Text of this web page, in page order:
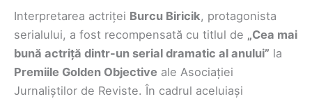
Interpretarea actriței Burcu Biricik, protagonista
serialului, a fost recompensată cu titlul de „Cea mai
bună actriță dintr-un serial dramatic al anului” la
Premiile Golden Objective ale Asociației
Jurnaliștilor de Reviste. În cadrul aceluiași